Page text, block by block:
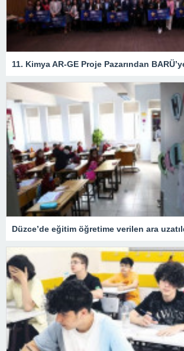
11. Kimya AR-GE Proje Pazarından
Düzce’de eğitim öğretime verilen ara